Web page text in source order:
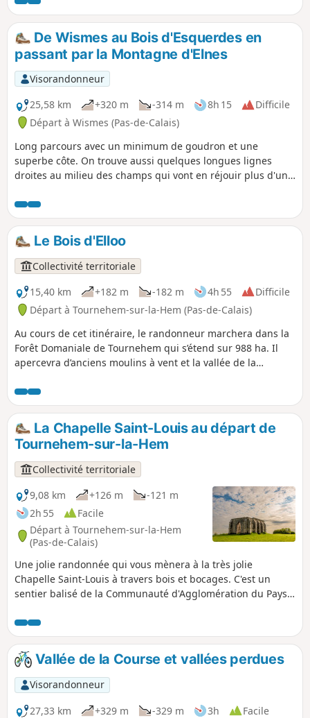
agréablement la Course. Les monts apportent un dénivelé
raisonnable à cette randonnée familiale.
De Wismes au Bois d'Esquerdes en
passant par la Montagne d'Elnes
Visorandonneur
25,58 km
+320 m -314 m 8h 15
Difficile
Départ à Wismes (Pas-de-Calais)
Long parcours avec un minimum de goudron et une
superbe côte. On trouve aussi quelques longues lignes
droites au milieu des champs qui vont en réjouir plus d'un !
nickel. - au point 13, après le bosquet, on traverse sur une
cinquantaine de mètres un champ de maîs (le passage est
bien net) avant de trouver le chemin.
Le Bois d'Elloo
Collectivité territoriale
15,40 km
+182 m -182 m 4h 55
Difficile
Départ à Tournehem-sur-la-Hem (Pas-de-Calais)
Au cours de cet itinéraire, le randonneur marchera dans la
Forêt Domaniale de Tournehem qui s’étend sur 988 ha. Il
apercevra d’anciens moulins à vent et la vallée de la
d'Agglomération du Pays de Saint-Omer.
La Chapelle Saint-Louis au départ de
Tournehem-sur-la-Hem
Collectivité territoriale
9,08 km
+126 m
-121 m
2h 55
Facile
Départ à Tournehem-sur-la-Hem
(Pas-de-Calais)
Une jolie randonnée qui vous mènera à la très jolie
Chapelle Saint-Louis à travers bois et bocages. C'est un
sentier balisé de la Communauté d'Agglomération du Pays
Vallée de la Course et vallées perdues
Visorandonneur
27,33 km
+329 m -329 m 3h
Facile